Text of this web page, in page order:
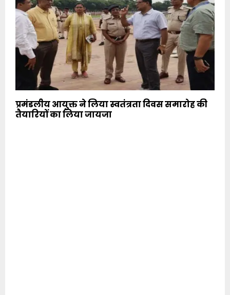
प्रमंडलीय आयुक्त ने लिया स्वतंत्रता दिवस समारोह की
तैयारियों का लिया जायजा